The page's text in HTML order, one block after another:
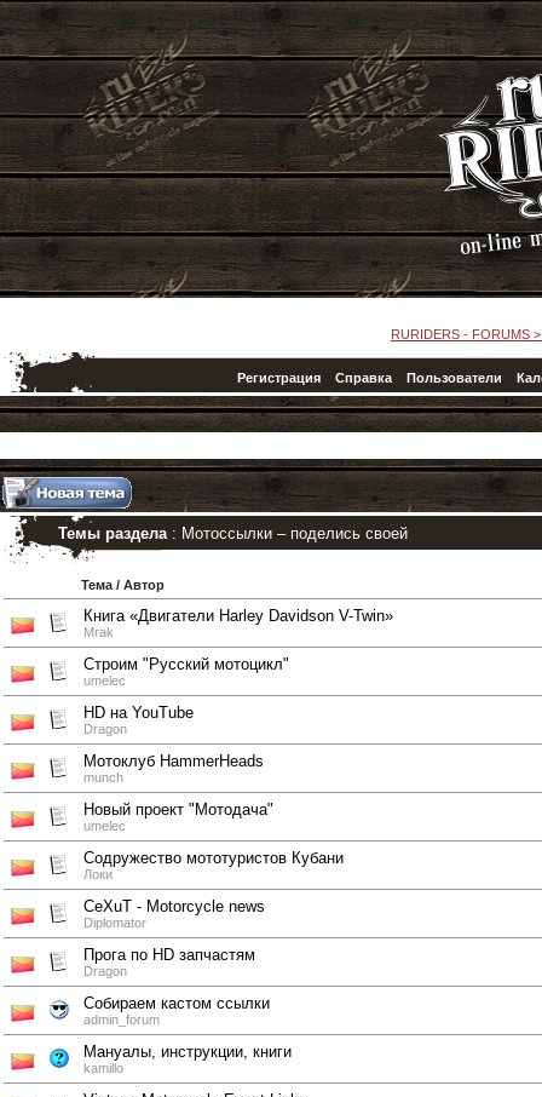
RURIDERS - FORUMS
Регистрация Справка Пользователи
Темы раздела: Мотоссылки – поделись своей
Тема / Автор
Книга «Двигатели Harley Davidson V-Twin»
Mrak
Строим "Русский мотоцикл"
umelec
HD на YouTube
Dragon
Мотоклуб HammerHeads
munch
Новый проект "Мотодача"
umelec
Содружество мототуристов Кубани
Локи
CeXuT - Motorcycle news
Diplomator
Прога по HD запчастям
Dragon
Собираем кастом ссылки
admin_forum
Мануалы, инструкции, книги
kamillo